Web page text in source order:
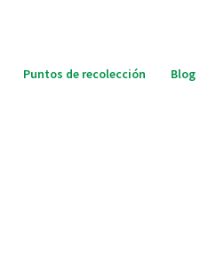
Puntos de recolección Blog